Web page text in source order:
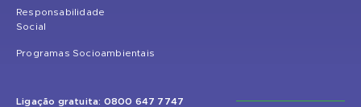
Responsabilidade
Social
Programas Socioambientais
Ligação gratuita: 0800 647 7747